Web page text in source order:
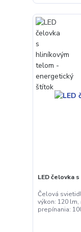
LED čelovka
Čelová
výkon: 120
prepínania: